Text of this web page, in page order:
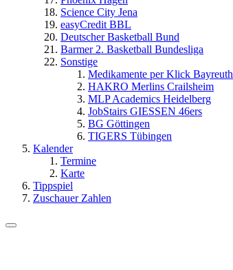
Science City Jena
easyCredit BBL
Deutscher Basketball Bund
Barmer 2. Basketball Bundesliga
Sonstige
Medikamente per Klick Bayreuth
HAKRO Merlins Crailsheim
MLP Academics Heidelberg
JobStairs GIESSEN 46ers
BG Göttingen
TIGERS Tübingen
Kalender
Termine
Karte
Tippspiel
Zuschauer Zahlen